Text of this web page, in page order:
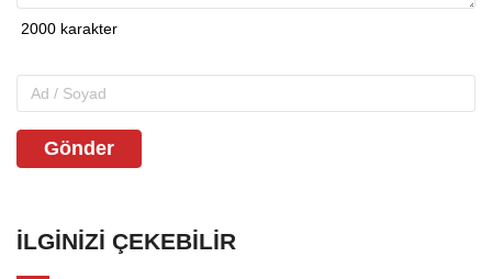
Gönder
İLGINIZI ÇEKEBILIR